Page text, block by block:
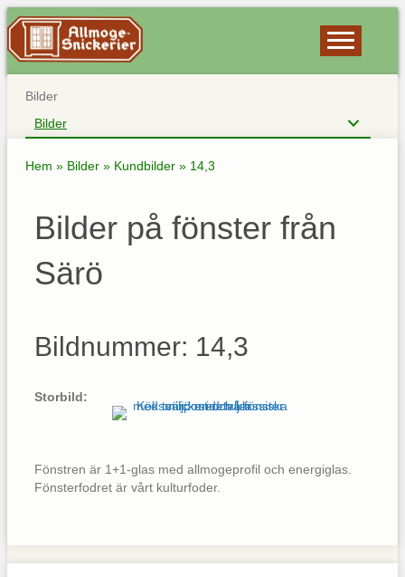
Bilder
Bilder
Hem » Bilder » Kundbilder » 14,3
Bilder på fönster från
Särö
Bildnummer: 14,3
Storbild:
Fönstren är 1+1-glas med allmogeprofil och energiglas.
Fönsterfodret är vårt kulturfoder.